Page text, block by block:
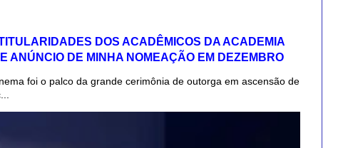
DOS ACADÊMICOS DA ACADEMIA
ANÚNCIO DE MINHA NOMEAÇÃO EM DEZEMBRO
foi o palco da grande cerimônia de outorga em ascensão de